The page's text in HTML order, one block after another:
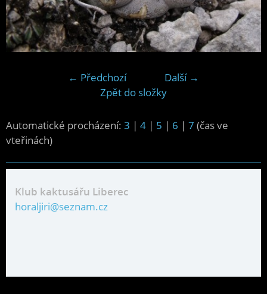
← Předchozí
Další →
Zpět do složky
Automatické procházení: 3 | 4 | 5 | 6 | 7 (čas ve
vteřinách)
Klub kaktusářu Liberec
horaljiri@seznam.cz